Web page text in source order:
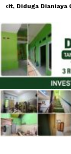
Diduga Dianiaya